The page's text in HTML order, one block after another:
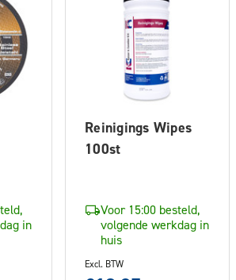
in
Reinigings Wipes
100st
Voor 15:00 besteld,
volgende werkdag in
huis
Excl. BTW